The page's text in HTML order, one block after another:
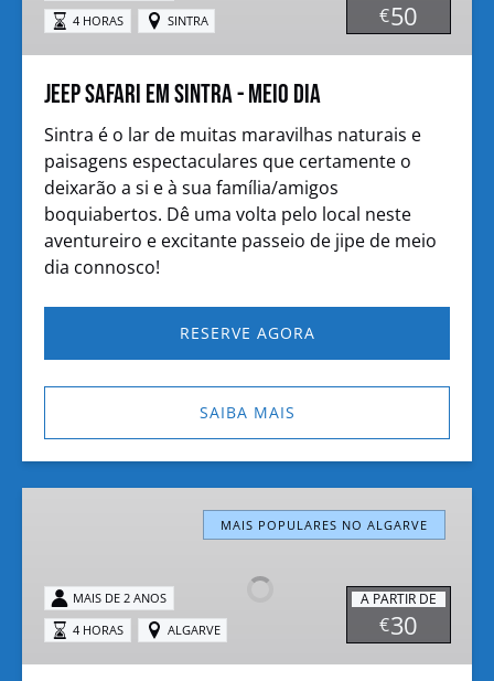
Meio
Dia
€50
4 HORAS
SINTRA
Jeep Safari em Sintra - Meio Dia
Sintra é o lar de muitas maravilhas naturais e
paisagens espectaculares que certamente o
deixarão a si e à sua família/amigos
boquiabertos. Dê uma volta pelo local neste
aventureiro e excitante passeio de jipe de meio
dia connosco!
RESERVE AGORA
SAIBA MAIS
Meio
MAIS POPULARES NO ALGARVE
A PARTIR DE
€30
MAIS DE 2 ANOS
4 HORAS
ALGARVE